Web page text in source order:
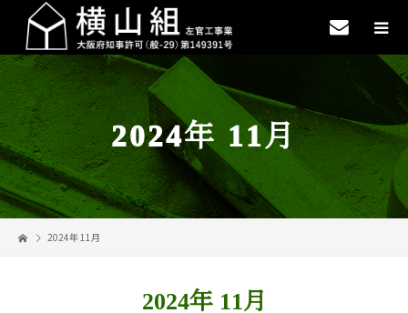
2024年 11月
2024年 11月
2024年 11月